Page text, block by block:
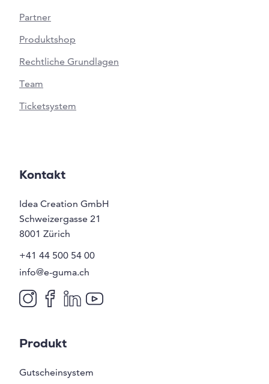
Partner
Produktshop
Rechtliche Grundlagen
Team
Ticketsystem
Kontakt
Idea Creation GmbH
Schweizergasse 21
8001 Zürich
+41 44 500 54 00
info@e-guma.ch
Produkt
Gutscheinsystem